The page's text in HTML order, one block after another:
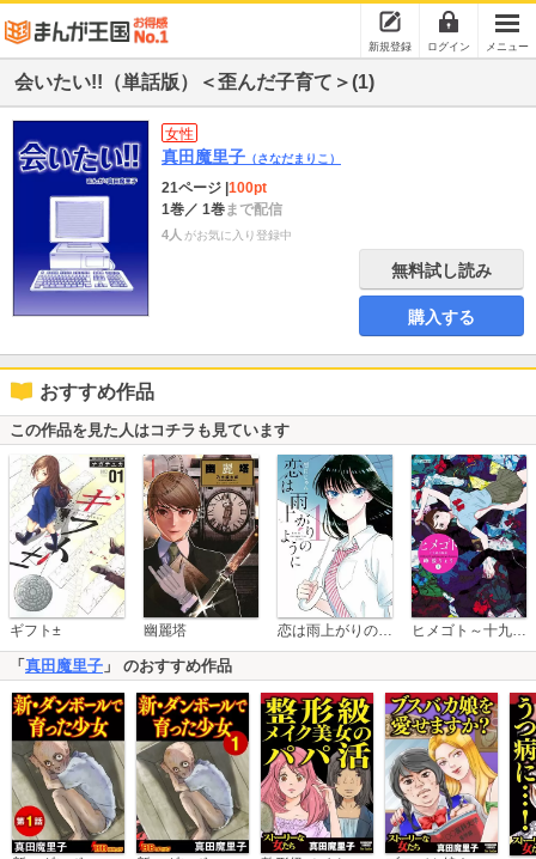
新規登録 ログイン メニュー
会いたい!!（単話版）＜歪んだ子育て＞(1)
女性
真田魔里子 （さなだまりこ）
21ページ 100pt
1巻／ 1巻まで配信
4人 がお気に入り登録中
無料試し読み
購入する
おすすめ作品
この作品を見た人はコチラも見ています
ギフト± 幽麗塔 恋は雨上がりのように ヒメゴト～十九歳の制服～
「 真田魔里子 」 のおすすめ作品